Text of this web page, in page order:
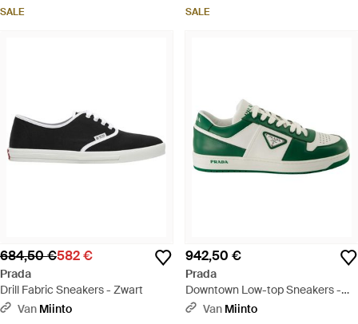
SALE SALE
684,50 €582 €
Prada
Drill Fabric Sneakers - Zwart
Van Miinto
942,50 €
Prada
Downtown Low-top Sneakers -
Groen
Van Miinto